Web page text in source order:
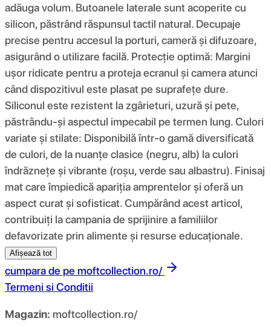
adăuga volum. Butoanele laterale sunt acoperite cu
silicon, păstrând răspunsul tactil natural. Decupaje
precise pentru accesul la porturi, cameră și difuzoare,
asigurând o utilizare facilă. Protecție optimă: Margini
ușor ridicate pentru a proteja ecranul și camera atunci
când dispozitivul este plasat pe suprafețe dure.
Siliconul este rezistent la zgârieturi, uzură și pete,
păstrându-și aspectul impecabil pe termen lung. Culori
variate și stilate: Disponibilă într-o gamă diversificată
de culori, de la nuanțe clasice (negru, alb) la culori
îndrăznețe și vibrante (roșu, verde sau albastru). Finisaj
mat care împiedică apariția amprentelor și oferă un
aspect curat și sofisticat. Cumpărând acest articol,
contribuiți la campania de sprijinire a familiilor
defavorizate prin alimente și resurse educaționale.
Afișează tot
cumpara de pe moftcollection.ro/
Termeni si Conditii
Magazin: moftcollection.ro/